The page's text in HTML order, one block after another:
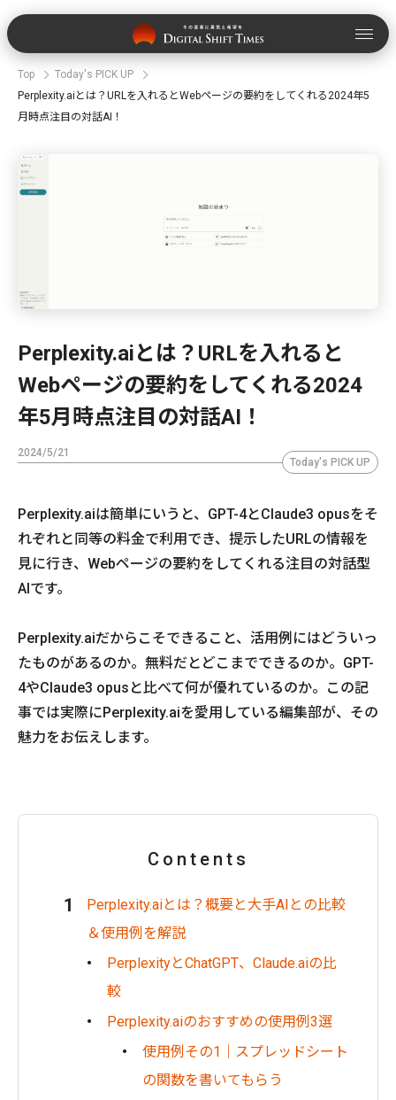
Top
Today's PICK UP
Perplexity.aiとは？URLを入れるとWebページの要約をしてくれる2024年5
月時点注目の対話AI！
Perplexity.aiとは？URLを入れると
Webページの要約をしてくれる2024
年5月時点注目の対話AI！
2024/5/21
Today's PICK UP
Perplexity.aiは簡単にいうと、GPT-4とClaude3 opusをそ
れぞれと同等の料金で利用でき、提示したURLの情報を
見に行き、Webページの要約をしてくれる注目の対話型
AIです。
Perplexity.aiだからこそできること、活用例にはどういっ
たものがあるのか。無料だとどこまでできるのか。GPT-
4やClaude3 opusと比べて何が優れているのか。この記
事では実際にPerplexity.aiを愛用している編集部が、その
魅力をお伝えします。
Contents
Perplexity.aiとは？概要と大手AIとの比較
＆使用例を解説
PerplexityとChatGPT、Claude.aiの比
較
Perplexity.aiのおすすめの使用例3選
使用例その1｜スプレッドシート
の関数を書いてもらう